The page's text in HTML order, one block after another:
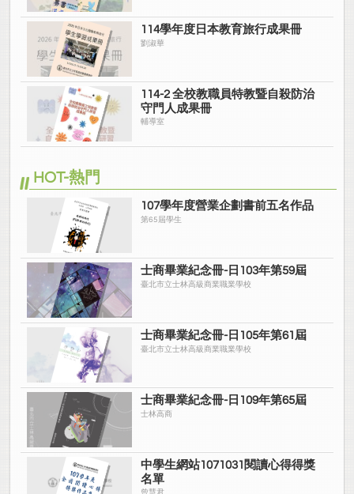
114學年度日本教育旅行成果冊
劉淑華
114-2 全校教職員特教暨自殺防治
守門人成果冊
輔導室
HOT-熱門
107學年度營業企劃書前五名作品
第65屆學生
士商畢業紀念冊-日103年第59屆
臺北市立士林高級商業職業學校
士商畢業紀念冊-日105年第61屆
臺北市立士林高級商業職業學校
士商畢業紀念冊-日109年第65屆
士林高商
中學生網站1071031閱讀心得得獎
名單
曾慧君